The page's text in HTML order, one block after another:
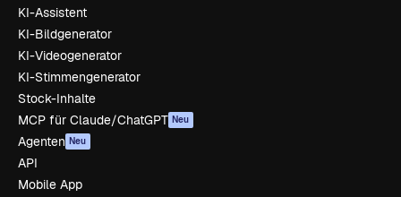
KI-Assistent
KI-Bildgenerator
KI-Videogenerator
KI-Stimmengenerator
Stock-Inhalte
MCP für Claude/ChatGPT Neu
Agenten Neu
API
Mobile App